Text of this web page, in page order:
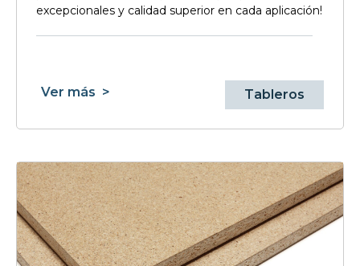
excepcionales y calidad superior en cada aplicación!
Ver más > Tableros